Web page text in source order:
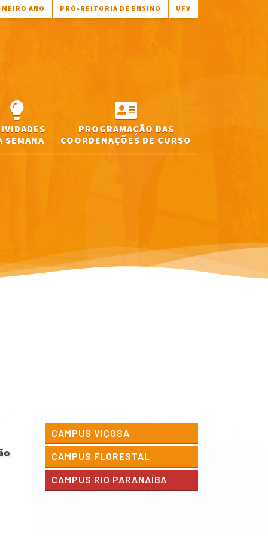
ANO PRÓ-REITORIA DE ENSINO UFV
SEMANA
PROGRAMAÇÃO DAS
COORDENAÇÕES DE CURSO
CAMPUS VIÇOSA
CAMPUS FLORESTAL
CAMPUS RIO PARANAÍBA